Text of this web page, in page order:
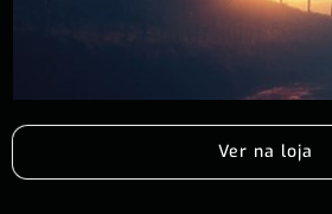
Ver na loja